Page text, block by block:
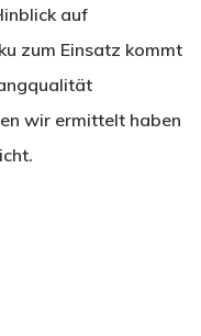
auf
zum Einsatz kommt
wir ermittelt haben